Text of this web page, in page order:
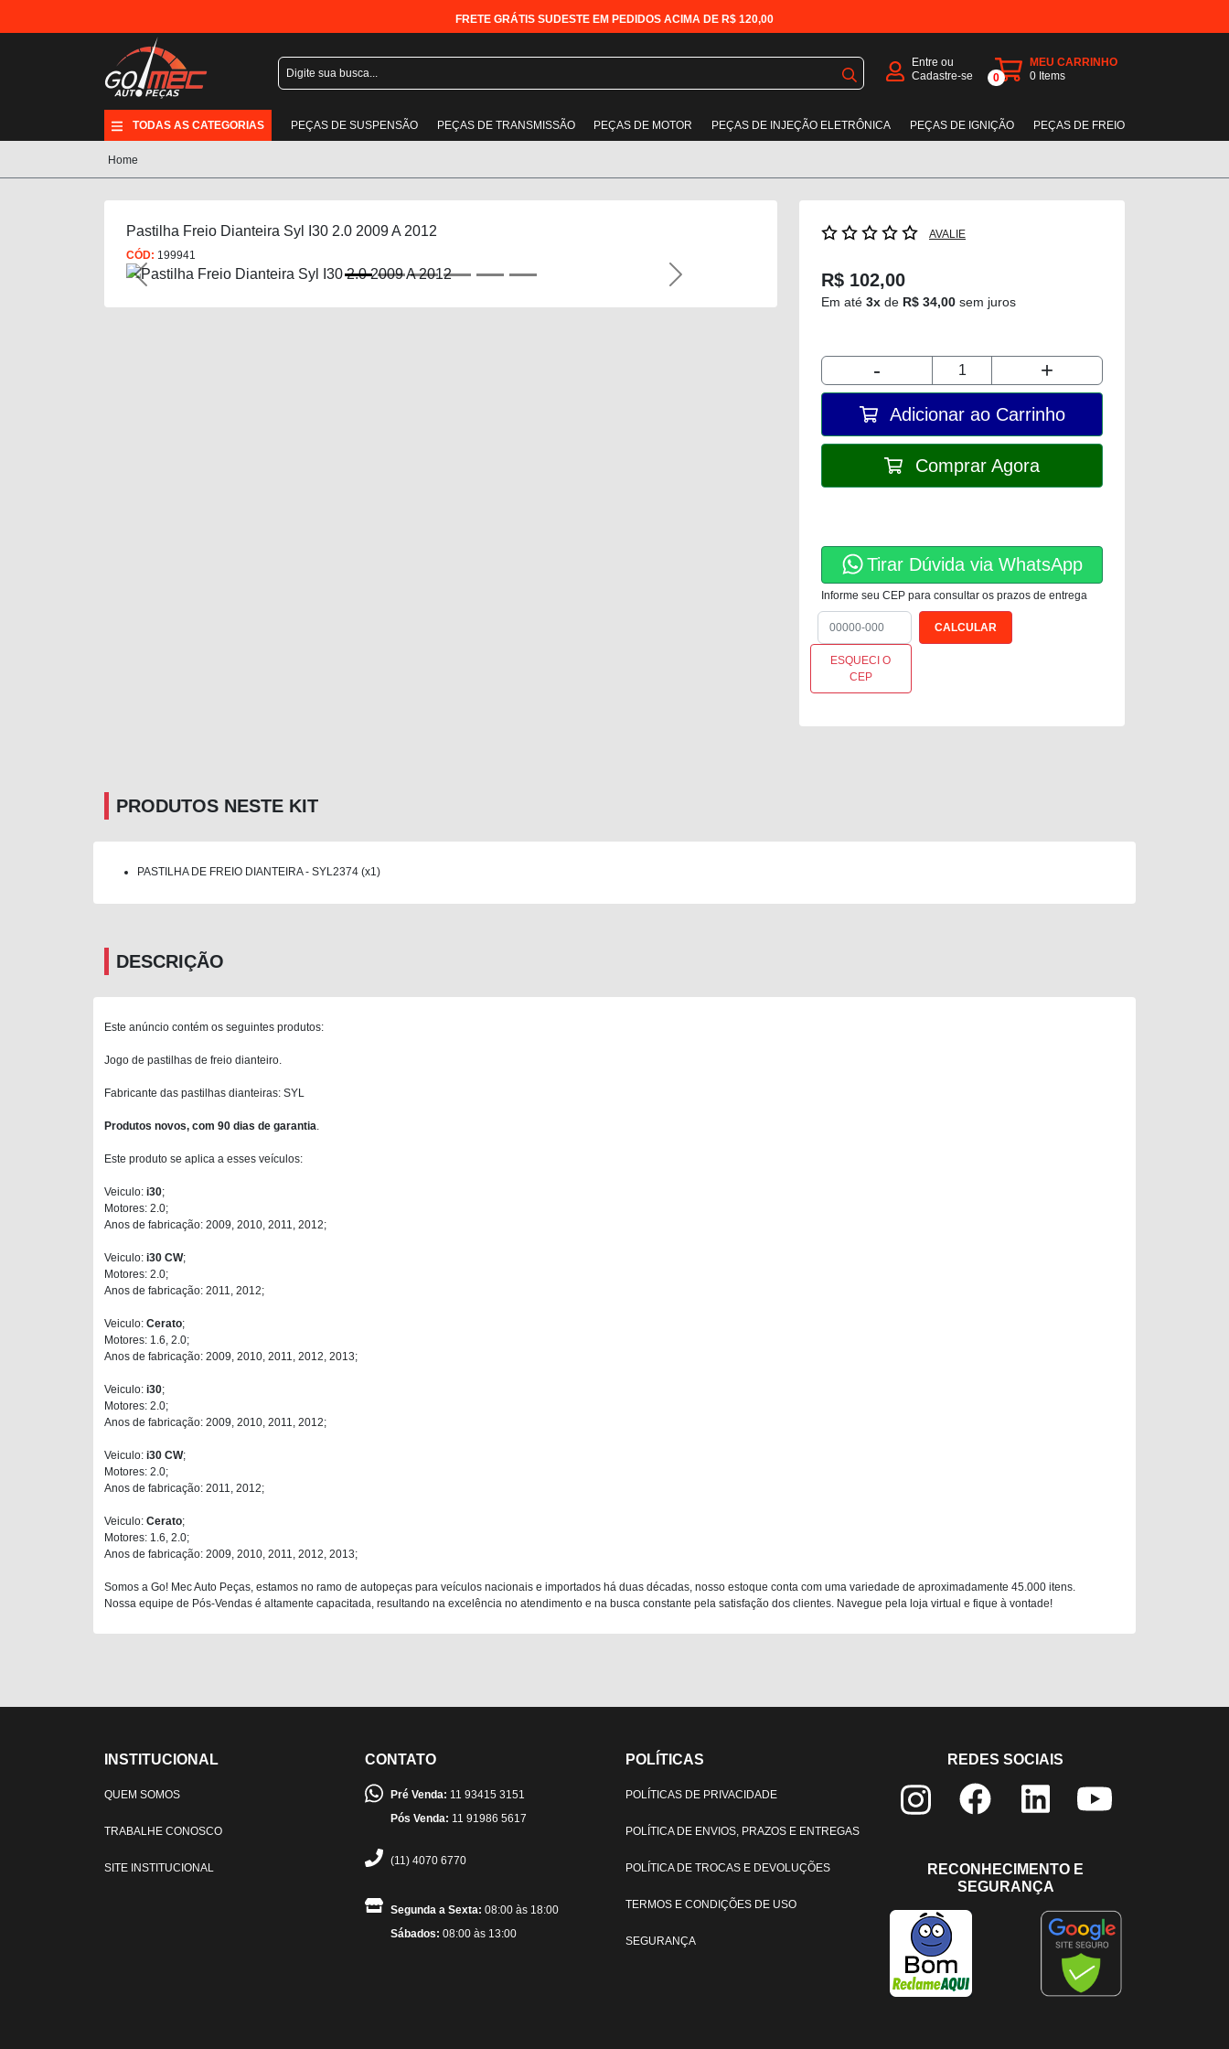
FRETE GRÁTIS SUDESTE EM PEDIDOS ACIMA DE R$ 120,00
Entre ou
Cadastre-se
0
MEU CARRINHO
0 Items
TODAS AS CATEGORIAS PEÇAS DE SUSPENSÃO PEÇAS DE TRANSMISSÃO PEÇAS DE MOTOR PEÇAS DE INJEÇÃO ELETRÔNICA PEÇAS DE IGNIÇÃO PEÇAS DE FREIO
Home
Pastilha Freio Dianteira Syl I30 2.0 2009 A 2012
CÓD: 199941
Previous Next
AVALIE
R$ 102,00
Em até 3x de R$ 34,00 sem juros
- +
Adicionar ao Carrinho
Comprar Agora
Tirar Dúvida via WhatsApp
Informe seu CEP para consultar os prazos de entrega
ESQUECI O
CEP
PRODUTOS NESTE KIT
PASTILHA DE FREIO DIANTEIRA - SYL2374 (x1)
DESCRIÇÃO
Este anúncio contém os seguintes produtos:
Jogo de pastilhas de freio dianteiro.
Fabricante das pastilhas dianteiras: SYL
Produtos novos, com 90 dias de garantia
Este produto se aplica a esses veículos:
Veiculo: i30;
Motores: 2.0;
Anos de fabricação: 2009, 2010, 2011, 2012;
Veiculo: i30 CW;
Motores: 2.0;
Anos de fabricação: 2011, 2012;
Veiculo: Cerato;
Motores: 1.6, 2.0;
Anos de fabricação: 2009, 2010, 2011, 2012, 2013;
Veiculo: i30;
Motores: 2.0;
Anos de fabricação: 2009, 2010, 2011, 2012;
Veiculo: i30 CW;
Motores: 2.0;
Anos de fabricação: 2011, 2012;
Veiculo: Cerato;
Motores: 1.6, 2.0;
Anos de fabricação: 2009, 2010, 2011, 2012, 2013;
Somos a Go! Mec Auto Peças, estamos no ramo de autopeças para veículos nacionais e importados há duas décadas, nosso estoque conta com uma variedade de aproximadamente 45.000 itens.
Nossa equipe de Pós-Vendas é altamente capacitada, resultando na excelência no atendimento e na busca constante pela satisfação dos clientes. Navegue pela loja virtual e fique à vontade!
INSTITUCIONAL
QUEM SOMOS
TRABALHE CONOSCO
SITE INSTITUCIONAL
CONTATO
Pré Venda: 11 93415 3151
Pós Venda: 11 91986 5617
(11) 4070 6770
Segunda a Sexta: 08:00 às 18:00
Sábados: 08:00 às 13:00
POLÍTICAS
POLÍTICAS DE PRIVACIDADE
POLÍTICA DE ENVIOS, PRAZOS E ENTREGAS
POLÍTICA DE TROCAS E DEVOLUÇÕES
TERMOS E CONDIÇÕES DE USO
SEGURANÇA
REDES SOCIAIS
RECONHECIMENTO E
SEGURANÇA